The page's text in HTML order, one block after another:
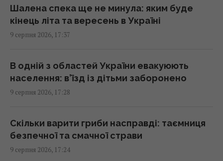
сміливіше, Тельцям – вибачення
17:00 неділя, 09 серпня 2026
росту жертв серед мирного населення
України, – CNN
16:56 неділя, 09 серпня 2026
Метеозалежність – це не міф: лікарка
розповіла про вплив погоди на здоров’я
людей
Шалена спека ще не минула: яким буде
кінець літа та вересень в Україні
9 серпня 2026, 17:37
В одній з областей України евакуюють
населення: в’їзд із дітьми заборонено
9 серпня 2026, 17:28
Скільки варити гриби насправді: таємниця
безпечної та смачної страви
9 серпня 2026, 17:24